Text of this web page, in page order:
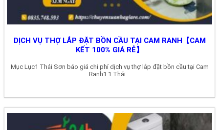
DỊCH VỤ THỢ LẮP ĐẶT BỒN CẦU TẠI CAM RANH【CAM
KẾT 100% GIÁ RẺ】
Mục Lục1 Thái Sơn báo giá chi phí dịch vụ thợ lắp đặt bồn cầu tại Cam
Ranh1.1 Thái...